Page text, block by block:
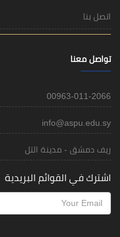
اتصل بنا
تواصل معنا
00963-011-2066
info@aspu.edu.sy
ريف دمشق - مدينة التل
اشترك في القوائم البريدية